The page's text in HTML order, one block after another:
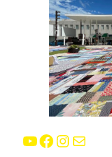
YouTube Facebook Instagram E-mail